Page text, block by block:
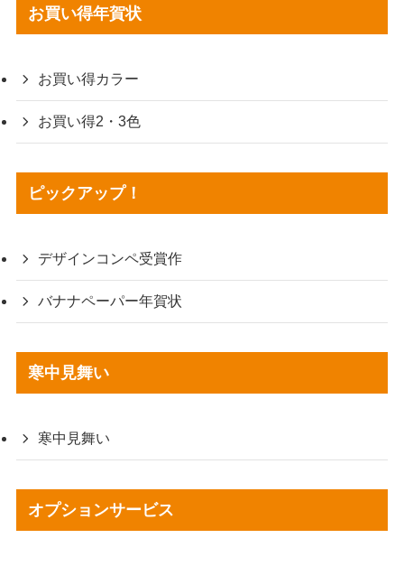
お買い得年賀状
お買い得カラー
お買い得2・3色
ピックアップ！
デザインコンペ受賞作
バナナペーパー年賀状
寒中見舞い
寒中見舞い
オプションサービス